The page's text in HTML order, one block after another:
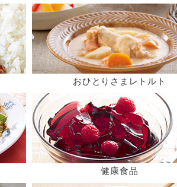
おひとりさまレトルト
健康食品